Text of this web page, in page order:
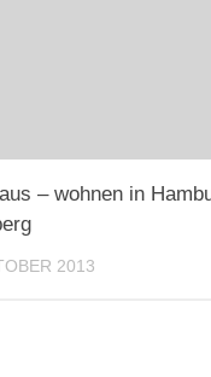
– wohnen in
2013